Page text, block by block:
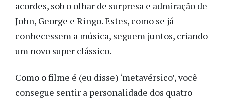
acordes, sob o olhar de surpresa e admiração de
John, George e Ringo. Estes, como se já
conhecessem a música, seguem juntos, criando
um novo super clássico.
Como o filme é (eu disse) ‘metavérsico’, você
consegue sentir a personalidade dos quatro